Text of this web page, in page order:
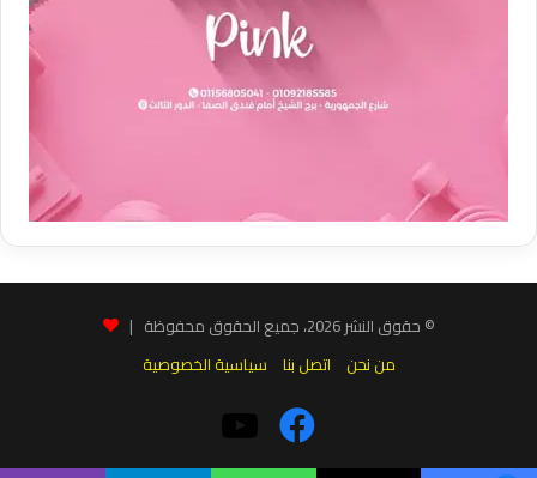
© حقوق النشر 2026، جميع الحقوق محفوظة |
من نحن
اتصل بنا سياسية الخصوصية
فيسبوك